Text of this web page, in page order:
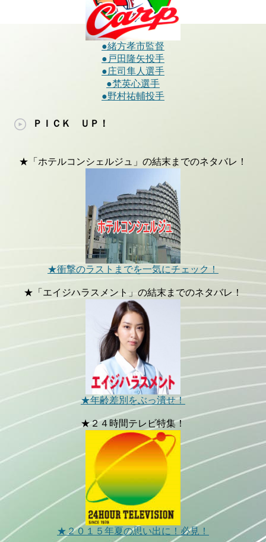
●緒方孝市監督
●戸田隆矢投手
●庄司隼人選手
●梵英心選手
●野村祐輔投手
ＰＩＣＫ ＵＰ！
★「ホテルコンシェルジュ」の結末までのネタバレ！
★衝撃のラストまでを一気にチェック！
★「エイジハラスメント」の結末までのネタバレ！
★年齢差別をぶっ潰せ！
★２４時間テレビ特集！
★２０１５年夏の思い出に！必見！